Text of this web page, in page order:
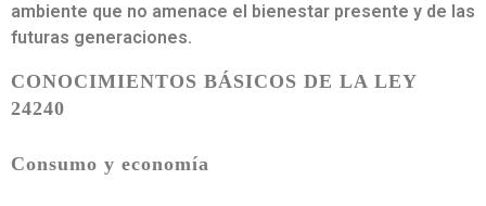
ambiente que no amenace el bienestar presente y de las
futuras generaciones.
CONOCIMIENTOS BÁSICOS DE LA LEY
24240
Consumo y economía